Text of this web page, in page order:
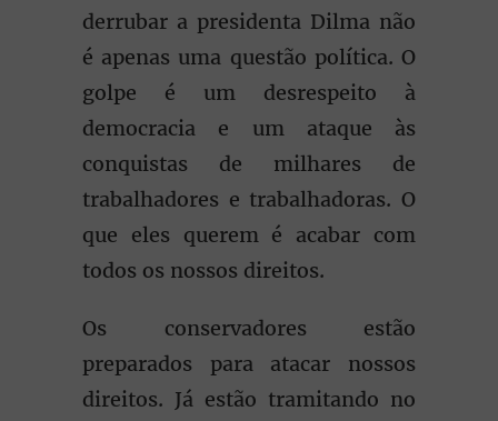
derrubar a presidenta Dilma não
é apenas uma questão política. O
golpe é um desrespeito à
democracia e um ataque às
conquistas de milhares de
trabalhadores e trabalhadoras. O
que eles querem é acabar com
todos os nossos direitos.
Os conservadores estão
preparados para atacar nossos
direitos. Já estão tramitando no